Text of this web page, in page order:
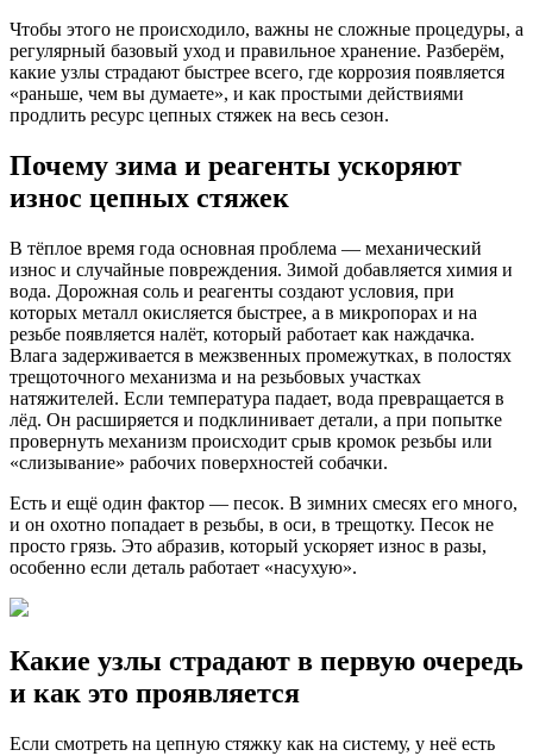
Чтобы этого не происходило, важны не сложные процедуры, а
регулярный базовый уход и правильное хранение. Разберём,
какие узлы страдают быстрее всего, где коррозия появляется
«раньше, чем вы думаете», и как простыми действиями
продлить ресурс цепных стяжек на весь сезон.
Почему зима и реагенты ускоряют
износ цепных стяжек
В тёплое время года основная проблема — механический
износ и случайные повреждения. Зимой добавляется химия и
вода. Дорожная соль и реагенты создают условия, при
которых металл окисляется быстрее, а в микропорах и на
резьбе появляется налёт, который работает как наждачка.
Влага задерживается в межзвенных промежутках, в полостях
трещоточного механизма и на резьбовых участках
натяжителей. Если температура падает, вода превращается в
лёд. Он расширяется и подклинивает детали, а при попытке
провернуть механизм происходит срыв кромок резьбы или
«слизывание» рабочих поверхностей собачки.
Есть и ещё один фактор — песок. В зимних смесях его много,
и он охотно попадает в резьбы, в оси, в трещотку. Песок не
просто грязь. Это абразив, который ускоряет износ в разы,
особенно если деталь работает «насухую».
Какие узлы страдают в первую очередь
и как это проявляется
Если смотреть на цепную стяжку как на систему, у неё есть